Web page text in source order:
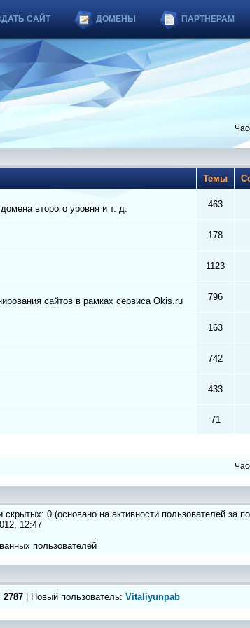
САЙТ ДОМЕНЫ ПАРТНЕРАМ
Темы
второго уровня и т. д. 463
178
1123
сайтов в рамках сервиса Okis.ru 796
163
742
433
71
скрытых: 0 (основано на активности пользователей за
12:47
пользователей
2787 | Новый пользователь: Vitaliyunpab